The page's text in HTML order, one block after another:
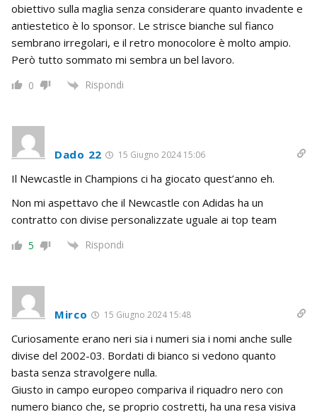
obiettivo sulla maglia senza considerare quanto invadente e
antiestetico è lo sponsor. Le strisce bianche sul fianco
sembrano irregolari, e il retro monocolore è molto ampio.
Però tutto sommato mi sembra un bel lavoro.
0 Rispondi
Dado 22 15 Giugno 2024 15:06
Il Newcastle in Champions ci ha giocato quest’anno eh.
Non mi aspettavo che il Newcastle con Adidas ha un
contratto con divise personalizzate uguale ai top team
5 Rispondi
Mirco 15 Giugno 2024 15:48
Curiosamente erano neri sia i numeri sia i nomi anche sulle
divise del 2002-03. Bordati di bianco si vedono quanto
basta senza stravolgere nulla.
Giusto in campo europeo compariva il riquadro nero con
numero bianco che, se proprio costretti, ha una resa visiva